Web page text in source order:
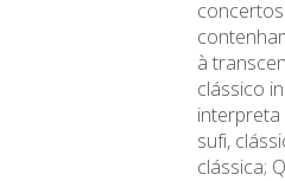
à
clássico
interpreta
sufi,
clássica;